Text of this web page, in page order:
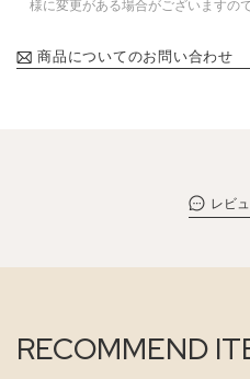
様に変更がある場合がございますの
商品についてのお問い合わせ
レビ
RECOMMEND